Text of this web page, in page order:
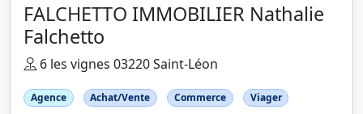
FALCHETTO IMMOBILIER Nathalie
Falchetto
6 les vignes 03220 Saint-Léon
Agence Achat/Vente Commerce
Viager